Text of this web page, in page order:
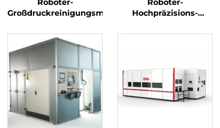
Roboter-
Großdruckreinigungsmaschine
Roboter-
Hochpräzisions-